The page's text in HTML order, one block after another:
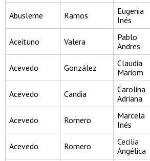
Abusleme Ramos
Eugenia
Inés
Aceituno Valera
Pablo
Andres
Acevedo González
Claudia
Mariom
Acevedo Candia
Carolina
Adriana
Acevedo Romero
Marcela
Inés
Acevedo Romero
Cecilia
Angélica